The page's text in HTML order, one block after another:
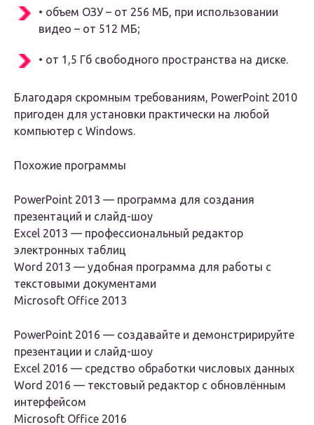
• объем ОЗУ – от 256 МБ, при использовании
видео – от 512 МБ;
• от 1,5 Гб свободного пространства на диске.
Благодаря скромным требованиям, PowerPoint 2010
пригоден для установки практически на любой
компьютер с Windows.
Похожие программы
PowerPoint 2013 — программа для создания
презентаций и слайд-шоу
Excel 2013 — профессиональный редактор
электронных таблиц
Word 2013 — удобная программа для работы с
текстовыми документами
Microsoft Office 2013
PowerPoint 2016 — создавайте и демонстририруйте
презентации и слайд-шоу
Excel 2016 — средство обработки числовых данных
Word 2016 — текстовый редактор с обновлённым
интерфейсом
Microsoft Office 2016